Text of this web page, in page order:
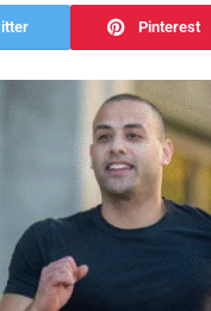
Pinterest